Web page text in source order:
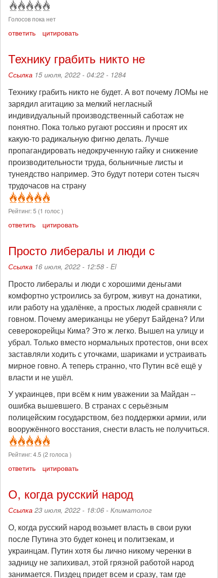
Голосов пока нет
ответить цитировать
Технику грабить никто не
Ссылка 15 июля, 2022 - 04:22 - 1284
Технику грабить никто не будет. А вот почему ЛОМы не
зарядил агитацию за мелкий негласный
индивидуальный производственный саботаж не
понятно. Пока только ругают россиян и просят их
какую-то радикальную фигню делать. Лучше
пропагандировать недокрученную гайку и снижение
производительности труда, больничные листы и
тунеядство например. Это будут потери сотен тысяч
трудочасов на страну
Рейтинг:5 (1 голос )
ответить цитировать
Просто либералы и люди с
Ссылка 16 июля, 2022 - 12:58 - El
Просто либералы и люди с хорошими деньгами
комфортно устроились за бугром, живут на донатики,
или работу на удалёнке, а простых людей сравняли с
говном. Почему американцы не уберут Байдена? Или
северокорейцы Кима? Это ж легко. Вышел на улицу и
убрал. Только вместо нормальных протестов, они всех
заставляли ходить с уточками, шариками и устраивать
мирное говно. А теперь странно, что Путин всё ещё у
власти и не ушёл.
У украинцев, при всём к ним уважении за Майдан --
ошибка вышевшего. В странах с серьёзным
полицейским государством, без поддержки армии, или
вооружённого восстания, снести власть не получиться.
Рейтинг:4.5 (2 голоса )
ответить цитировать
О, когда русский народ
Ссылка 23 июля, 2022 - 18:06 - Климатолог
О, когда русский народ возьмет власть в свои руки
после Путина это будет конец и политзекам, и
украинцам. Путин хотя бы лично никому черенки в
задницу не запихивал, этой грязной работой народ
занимается. Пиздец придет всем и сразу, там где